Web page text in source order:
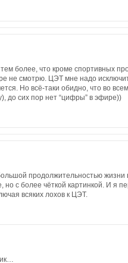
более, что кроме спортивных
не смотрю. ЦЭТ мне надо
Но всё-таки обидно, что во
до сих пор нет “цифры” в эфире))
продолжительностью
но с более чёткой картинкой. И я
всяких лохов к ЦЭТ.